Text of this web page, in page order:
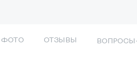
ФОТО ОТЗЫВЫ